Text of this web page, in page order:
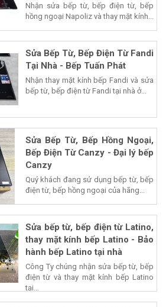
Nhận sửa bếp từ, bếp điện từ, bếp
hồng ngoại Napoliz và thay mặt kính...
Sửa Bếp Từ, Bếp Điện Từ Fandi
Tại Nhà - Bếp Tuấn Phát
Nhận thay mặt kính bếp Fandi và sửa
bếp từ, bếp điện từ Fandi tại nhà ở...
Sửa Bếp Từ, Bếp Hồng Ngoại,
Bếp Điện Từ Canzy - Đại lý bếp
Canzy
Quý khách đang sử dụng bếp từ, bếp
điện từ, bếp hồng ngoại của hãng...
Sửa bếp từ, bếp điện từ Latino,
thay mặt kính bếp Latino - Bảo
hành bếp Latino tại nhà
Công Ty chúng nhận sửa bếp từ, bếp
điện từ và thay mặt kính bếp Latino
tại...